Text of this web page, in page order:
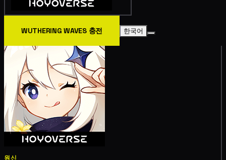
WUTHERING WAVES 충전 한국어
원신